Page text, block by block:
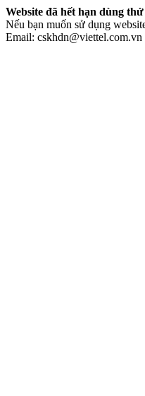
Website đã hết hạn dùng thử
Nếu bạn muốn sử dụng
Email: cskhdn@viettel.com.vn